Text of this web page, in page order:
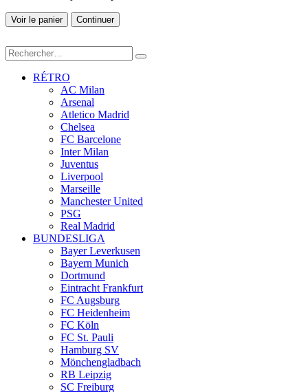
Voir le panier Continuer
RÉTRO
AC Milan
Arsenal
Atletico Madrid
Chelsea
FC Barcelone
Inter Milan
Juventus
Liverpool
Marseille
Manchester United
PSG
Real Madrid
BUNDESLIGA
Bayer Leverkusen
Bayern Munich
Dortmund
Eintracht Frankfurt
FC Augsburg
FC Heidenheim
FC Köln
FC St. Pauli
Hamburg SV
Mönchengladbach
RB Leipzig
SC Freiburg